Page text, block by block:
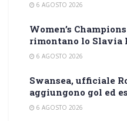
6 AGOSTO 2026
Women’s
rimontano lo Slavia
6 AGOSTO 2026
Swansea, ufficiale
aggiungono gol ed
6 AGOSTO 2026